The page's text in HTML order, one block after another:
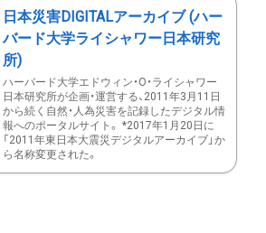
日本災害DIGITALアーカイブ (ハー
バード大学ライシャワー日本研究
所)
ハーバード大学エドウィン・O・ライシャワー
日本研究所が企画・運営する、2011年3月11日
から続く自然・人為災害を記録したデジタル情
報へのポータルサイト。 *2017年1月20日に
「2011年東日本大震災デジタルアーカイブ」か
ら名称変更された。